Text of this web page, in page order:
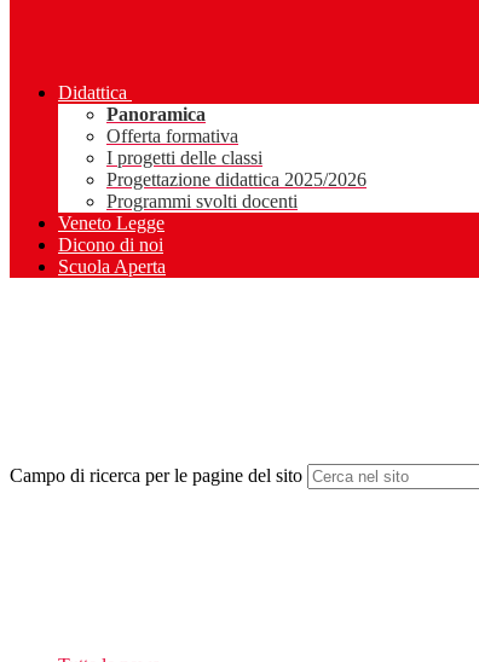
Didattica
Panoramica
Offerta formativa
I progetti delle classi
Progettazione didattica 2025/2026
Programmi svolti docenti
Veneto Legge
Dicono di noi
Scuola Aperta
Campo di ricerca per le pagine del sito